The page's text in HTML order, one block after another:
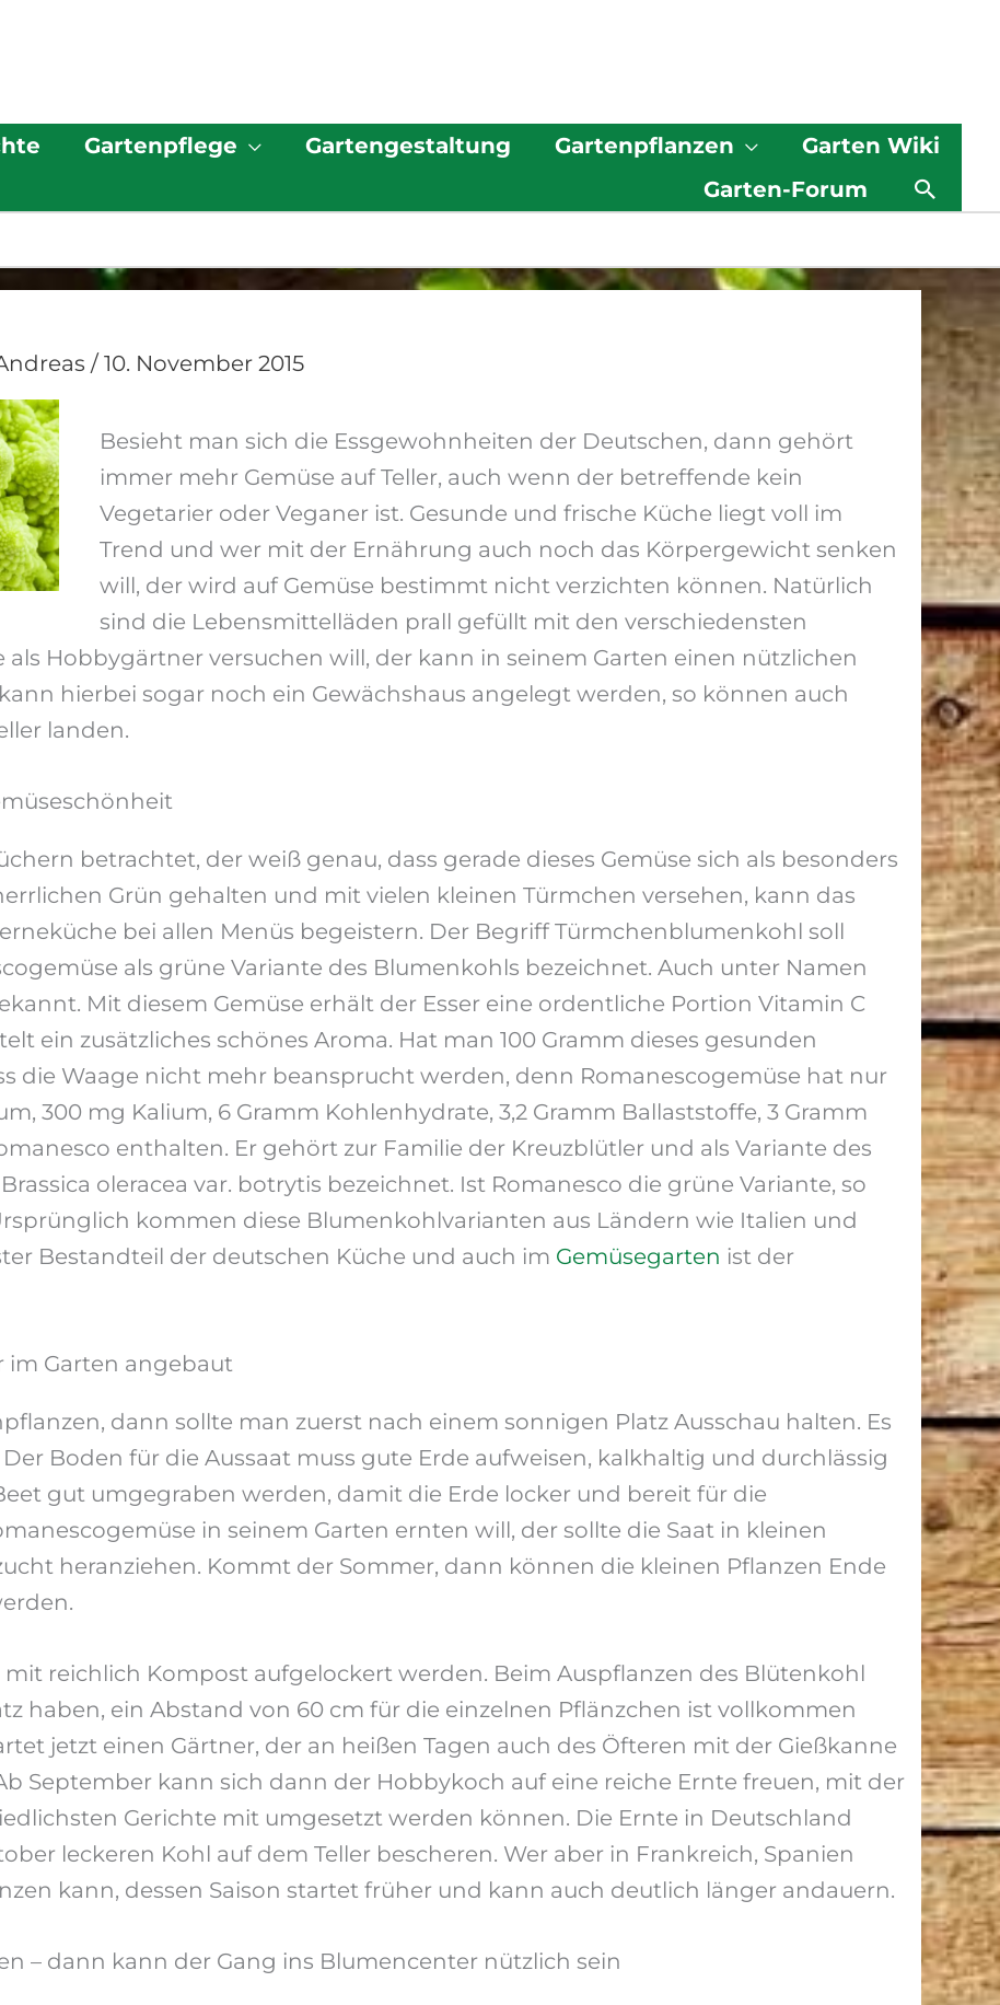
Gartenpflege Gartengestaltung Gartenpflanzen
Garten Wiki
Garten-Forum
/ 10. November 2015
Besieht man sich die Essgewohnheiten der Deutschen, dann gehört
immer mehr Gemüse auf Teller, auch wenn der betreffende kein
Vegetarier oder Veganer ist. Gesunde und frische Küche liegt voll im
Trend und wer mit der Ernährung auch noch das Körpergewicht senken
will, der wird auf Gemüse bestimmt nicht verzichten können. Natürlich
sind die Lebensmittelläden prall gefüllt mit den verschiedensten
als Hobbygärtner versuchen will, der kann in seinem Garten einen nützlichen
hierbei sogar noch ein Gewächshaus angelegt werden, so können auch
landen.
betrachtet, der weiß genau, dass gerade dieses Gemüse sich als besonders
Grün gehalten und mit vielen kleinen Türmchen versehen, kann das
bei allen Menüs begeistern. Der Begriff Türmchenblumenkohl soll
als grüne Variante des Blumenkohls bezeichnet. Auch unter Namen
Mit diesem Gemüse erhält der Esser eine ordentliche Portion Vitamin C
ein zusätzliches schönes Aroma. Hat man 100 Gramm dieses gesunden
die Waage nicht mehr beansprucht werden, denn Romanescogemüse hat nur
300 mg Kalium, 6 Gramm Kohlenhydrate, 3,2 Gramm Ballaststoffe, 3 Gramm
enthalten. Er gehört zur Familie der Kreuzblütler und als Variante des
oleracea var. botrytis bezeichnet. Ist Romanesco die grüne Variante, so
kommen diese Blumenkohlvarianten aus Ländern wie Italien und
Bestandteil der deutschen Küche und auch im Gemüsegarten ist der
im Garten angebaut
dann sollte man zuerst nach einem sonnigen Platz Ausschau halten. Es
Boden für die Aussaat muss gute Erde aufweisen, kalkhaltig und durchlässig
gut umgegraben werden, damit die Erde locker und bereit für die
in seinem Garten ernten will, der sollte die Saat in kleinen
heranziehen. Kommt der Sommer, dann können die kleinen Pflanzen Ende
reichlich Kompost aufgelockert werden. Beim Auspflanzen des Blütenkohl
haben, ein Abstand von 60 cm für die einzelnen Pflänzchen ist vollkommen
jetzt einen Gärtner, der an heißen Tagen auch des Öfteren mit der Gießkanne
September kann sich dann der Hobbykoch auf eine reiche Ernte freuen, mit der
Gerichte mit umgesetzt werden können. Die Ernte in Deutschland
leckeren Kohl auf dem Teller bescheren. Wer aber in Frankreich, Spanien
kann, dessen Saison startet früher und kann auch deutlich länger andauern.
– dann kann der Gang ins Blumencenter nützlich sein